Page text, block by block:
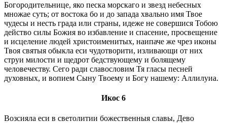
Богородительнице, яко песка морскаго и звезд небесных
множае суть; от востока бо и до запада хвально имя Твое
чудесы и несть града или страны, идеже не совершися Тобою
действо силы Божия во избавление и спасение, просвещение
и исцеление людей христоименитых, наипаче же чрез иконы
Твоя святыя обыкла еси чудотворити, изливающи от них
струи милости и щедрот бедствующему и болящему
человечеству. Сего ради славословим Тя гласы песней
духовных, и вопием Сыну Твоему и Богу нашему: Аллилуиа.
Икос 6
Возсияла еси в светолитии божественныя славы, Дево